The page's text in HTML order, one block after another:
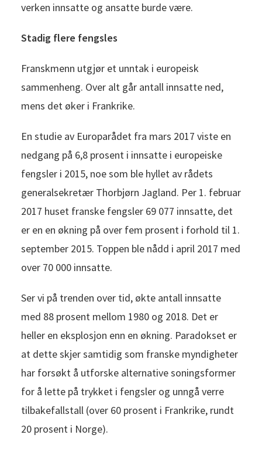
verken innsatte og ansatte burde være.
Stadig flere fengsles
Franskmenn utgjør et unntak i europeisk
sammenheng. Over alt går antall innsatte ned,
mens det øker i Frankrike.
En studie av Europarådet fra mars 2017 viste en
nedgang på 6,8 prosent i innsatte i europeiske
fengsler i 2015, noe som ble hyllet av rådets
generalsekretær Thorbjørn Jagland. Per 1. februar
2017 huset franske fengsler 69 077 innsatte, det
er en en økning på over fem prosent i forhold til 1.
september 2015. Toppen ble nådd i april 2017 med
over 70 000 innsatte.
Ser vi på trenden over tid, økte antall innsatte
med 88 prosent mellom 1980 og 2018. Det er
heller en eksplosjon enn en økning. Paradokset er
at dette skjer samtidig som franske myndigheter
har forsøkt å utforske alternative soningsformer
for å lette på trykket i fengsler og unngå verre
tilbakefallstall (over 60 prosent i Frankrike, rundt
20 prosent i Norge).